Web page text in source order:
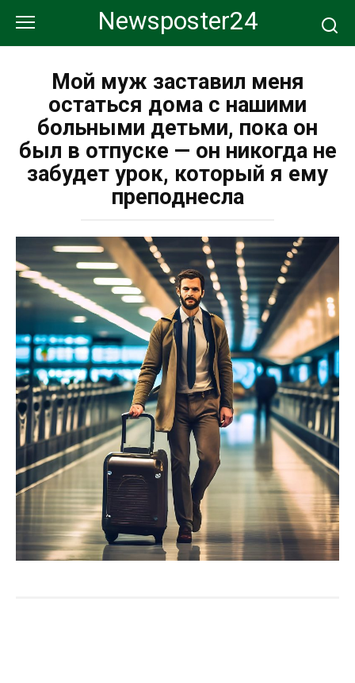
контенту
Newsposter24
Мой муж заставил меня
остаться дома с нашими
больными детьми, пока он
был в отпуске — он никогда не
забудет урок, который я ему
преподнесла